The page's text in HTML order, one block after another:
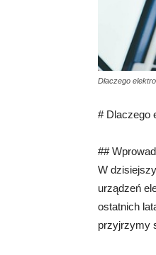
Dlaczego
# Dlaczego
##
W
urządzeń
ostatnich
przyjrzymy